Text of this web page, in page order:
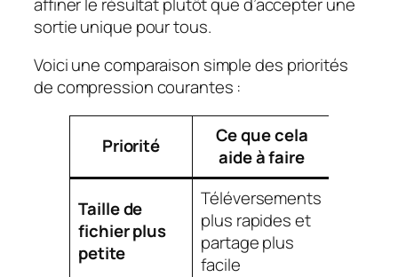
sortie unique pour tous.
Voici une comparaison simple des priorités
de compression courantes :
Priorité
Ce que cela
aide à faire
Taille de
fichier plus
petite
Téléversements
plus rapides et
partage plus
facile